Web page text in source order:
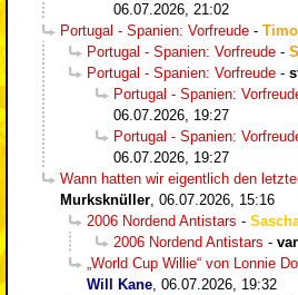
06.07.2026, 21:02
Portugal - Spanien: Vorfreude -
Portugal - Spanien: Vorfreude -
Portugal - Spanien: Vorfreude -
Portugal - Spanien:
06.07.2026, 19:27
Portugal - Spanien:
06.07.2026, 19:27
Wann hatten wir eigentlich den
Murksknüller, 06.07.2026, 15:16
2006 Nordend Antistars -
2006 Nordend Antistars -
„World Cup Willie“ von Lonnie
Will Kane, 06.07.2026, 19:32